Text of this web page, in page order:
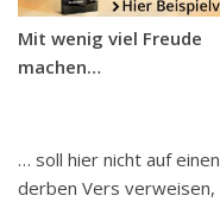
Mit wenig viel Freude
machen…
… soll hier nicht auf einen
derben Vers verweisen,